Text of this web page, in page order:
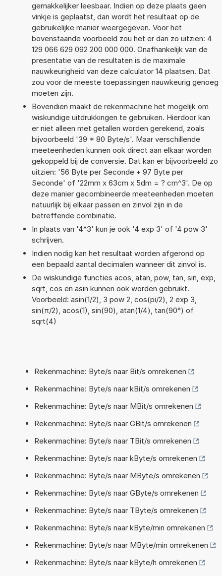
gemakkelijker leesbaar. Indien op deze plaats geen
vinkje is geplaatst, dan wordt het resultaat op de
gebruikelijke manier weergegeven. Voor het
bovenstaande voorbeeld zou het er dan zo uitzien: 4
129 066 629 092 200 000 000. Onafhankelijk van de
presentatie van de resultaten is de maximale
nauwkeurigheid van deze calculator 14 plaatsen. Dat
zou voor de meeste toepassingen nauwkeurig genoeg
moeten zijn.
Bovendien maakt de rekenmachine het mogelijk om
wiskundige uitdrukkingen te gebruiken. Hierdoor kan
er niet alleen met getallen worden gerekend, zoals
bijvoorbeeld '39 * 80 Byte/s'. Maar verschillende
meeteenheden kunnen ook direct aan elkaar worden
gekoppeld bij de conversie. Dat kan er bijvoorbeeld zo
uitzien: '56 Byte per Seconde + 97 Byte per
Seconde' of '22mm x 63cm x 5dm = ? cm^3'. De op
deze manier gecombineerde meeteenheden moeten
natuurlijk bij elkaar passen en zinvol zijn in de
betreffende combinatie.
In plaats van '4^3' kun je ook '4 exp 3' of '4 pow 3'
schrijven.
Indien nodig kan het resultaat worden afgerond op
een bepaald aantal decimalen wanneer dit zinvol is.
De wiskundige functies acos, atan, pow, tan, sin, exp,
sqrt, cos en asin kunnen ook worden gebruikt.
Voorbeeld: asin(1/2), 3 pow 2, cos(pi/2), 2 exp 3,
sin(π/2), acos(1), sin(90), atan(1/4), tan(90°) of
sqrt(4)
Rekenmachine: Byte/s naar Bit/s omrekenen
Rekenmachine: Byte/s naar kBit/s omrekenen
Rekenmachine: Byte/s naar MBit/s omrekenen
Rekenmachine: Byte/s naar GBit/s omrekenen
Rekenmachine: Byte/s naar TBit/s omrekenen
Rekenmachine: Byte/s naar kByte/s omrekenen
Rekenmachine: Byte/s naar MByte/s omrekenen
Rekenmachine: Byte/s naar GByte/s omrekenen
Rekenmachine: Byte/s naar TByte/s omrekenen
Rekenmachine: Byte/s naar kByte/min omrekenen
Rekenmachine: Byte/s naar MByte/min omrekenen
Rekenmachine: Byte/s naar kByte/h omrekenen